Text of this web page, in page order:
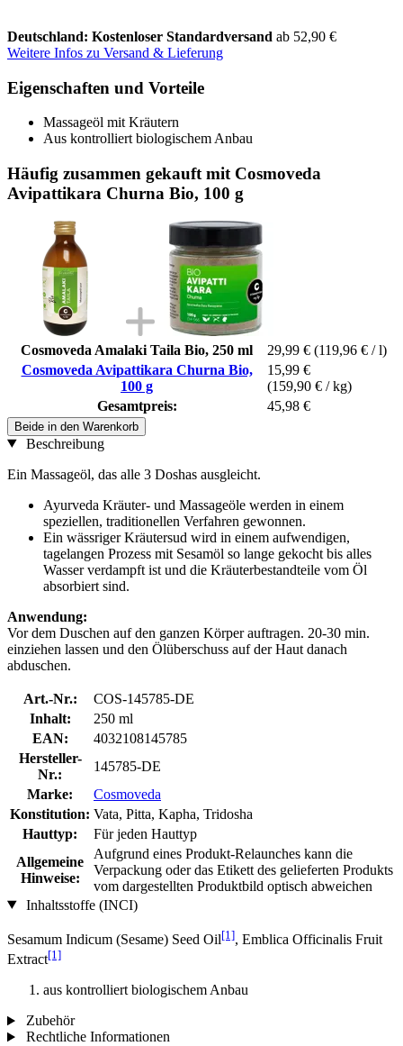
Deutschland: Kostenloser Standardversand ab 52,90 €
Weitere Infos zu Versand & Lieferung
Eigenschaften und Vorteile
Massageöl mit Kräutern
Aus kontrolliert biologischem Anbau
Häufig zusammen gekauft mit Cosmoveda
Avipattikara Churna Bio, 100 g
Cosmoveda Amalaki Taila Bio, 250 ml 29,99 € (119,96 € / l)
Cosmoveda Avipattikara Churna Bio,
100 g
15,99 €
(159,90 € / kg)
Gesamtpreis:
45,98 €
Beide in den Warenkorb
Beschreibung
Ein Massageöl, das alle 3 Doshas ausgleicht.
Ayurveda Kräuter- und Massageöle werden in einem
speziellen, traditionellen Verfahren gewonnen.
Ein wässriger Kräutersud wird in einem aufwendigen,
tagelangen Prozess mit Sesamöl so lange gekocht bis alles
Wasser verdampft ist und die Kräuterbestandteile vom Öl
absorbiert sind.
Anwendung:
Vor dem Duschen auf den ganzen Körper auftragen. 20-30 min.
einziehen lassen und den Ölüberschuss auf der Haut danach
abduschen.
Art.-Nr.:
COS-145785-DE
Inhalt:
250 ml
EAN:
4032108145785
Hersteller-
Nr.:
145785-DE
Marke:
Cosmoveda
Konstitution: Vata, Pitta, Kapha, Tridosha
Hauttyp:
Für jeden Hauttyp
Allgemeine
Hinweise:
Aufgrund eines Produkt-Relaunches kann die
Verpackung oder das Etikett des gelieferten Produkts
vom dargestellten Produktbild optisch abweichen
Inhaltsstoffe (INCI)
Sesamum Indicum (Sesame) Seed Oil[1], Emblica Officinalis Fruit
Extract[1]
aus kontrolliert biologischem Anbau
Zubehör
Rechtliche Informationen